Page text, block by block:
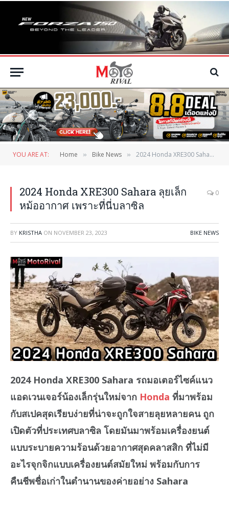
YOU ARE AT: Home » Bike News » 2024 Honda XRE300 Sahara ลุยเล็กหม้ออากาศ เพราะที่นี่บลาซิล
2024 Honda XRE300 Sahara ลุยเล็ก
หม้ออากาศ เพราะที่นี่บลาซิล
0
BY KRISTHA ON NOVEMBER 23, 2023 BIKE NEWS
2024 Honda XRE300 Sahara รถมอเตอร์ไซค์แนว
แอดเวนเจอร์น้องเล็กรุ่นใหม่จาก Honda ที่มาพร้อม
กับสเปคสุดเรียบง่ายที่น่าจะถูกใจสายลุยหลายคน ถูก
เปิดตัวที่ประเทศบลาซิล โดยมันมาพร้อมเครื่องยนต์
แบบระบายความร้อนด้วยอากาศสุดคลาสสิก ที่ไม่มี
อะไรจุกจิกแบบเครื่องยนต์สมัยใหม่ พร้อมกับการ
คืนชีพชื่อเก่าในตำนานของค่ายอย่าง Sahara